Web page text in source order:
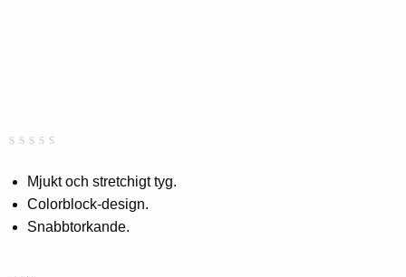
0,00
av
5
baserat
på
Mjukt och stretchigt tyg.
Colorblock-design.
Snabbtorkande.